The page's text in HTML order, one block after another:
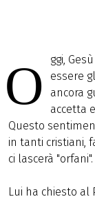
O
ggi,
essere
ancora
accetta
Questo
in tanti cristiani,
ci lascerà "orfani".
Lui ha chiesto al